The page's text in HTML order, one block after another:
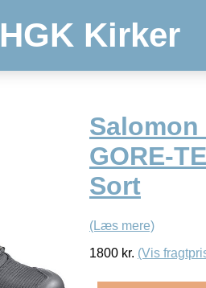
HGK Kirker
Salomon
GORE-
Sort
(Læs mere)
1800 kr. (Vis